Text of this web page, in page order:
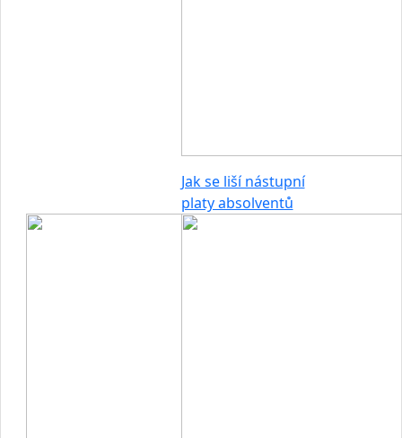
Jak se liší nástupní
platy absolventů